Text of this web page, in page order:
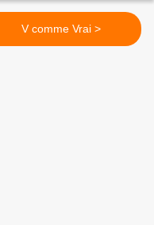
V comme Vrai >